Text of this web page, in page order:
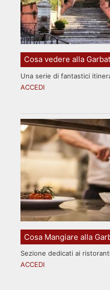
Cosa vedere alla
Una serie di fantastici
ACCEDI
Cosa Mangiare alla
Sezione dedicati ai
ACCEDI